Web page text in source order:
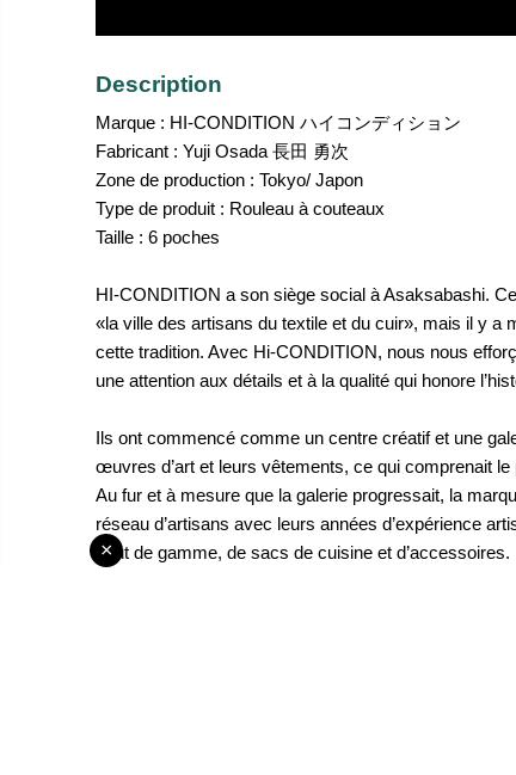
×
Description
Marque : HI-CONDITION ハイコンディション
Fabricant : Yuji Osada 長田 勇次
Zone de production : Tokyo/ Japon
Type de produit : Rouleau à couteaux
Taille : 6 poches
HI-CONDITION a son siège social à Asaksabashi.
«la ville des artisans du textile et du cuir», mais il y a
cette tradition. Avec Hi-CONDITION, nous nous
une attention aux détails et à la qualité qui honore
Ils ont commencé comme un centre créatif et une
œuvres d’art et leurs vêtements, ce qui comprenait
Au fur et à mesure que la galerie progressait, la
réseau d’artisans avec leurs années d’expérience
haut de gamme, de sacs de cuisine et d’accessoires.